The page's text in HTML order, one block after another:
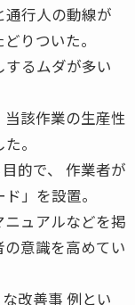
行人の動線が
りついた。
るムダが多い
該作業の生産性
。
的で、 作業者が
」を設置。
ュアルなどを掲
意識を高めてい
改善事 例とい